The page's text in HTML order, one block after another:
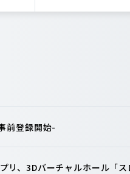
前登録開始-
リ、3Dバーチャルホール「